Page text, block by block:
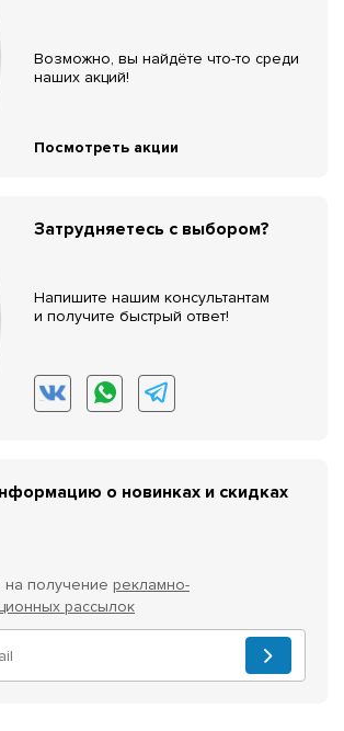
Возможно, вы найдёте что-то среди
наших акций!
Посмотреть акции
Затрудняетесь с выбором?
Напишите нашим консультантам
и получите быстрый ответ!
о новинках и скидках
на получение рекламно-
рассылок